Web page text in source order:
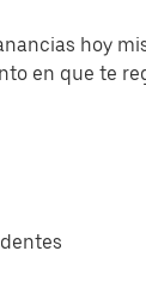
hoy
en que te